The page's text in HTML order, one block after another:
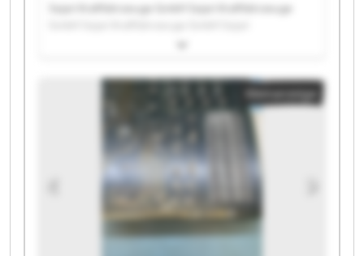
Sejari Kraftfahrzeuge GmbH Sejari Kraftfahrzeuge
Kraftfahrzeuge GmbH Sejari Kraftfahrzeuge GmbH
GmbH Sejari Kraftfahrzeuge GmbH Sejari
Kraftfahrzeuge GmbH Sejari Kraftfahrzeuge GmbH
Sejari Kraftfahrzeuge GmbH Sejari Kraftfahrzeuge
GmbH Sejari Kraftfahrzeuge GmbH Sejari
Kraftfahrzeuge GmbH Sejari Kraftfahrzeuge GmbH
Sejari Kraftfahrzeuge GmbH Sejari Kraftfahrzeuge
GmbH Sejari Kraftfahrzeuge GmbH Sejari
Kleinanzeige